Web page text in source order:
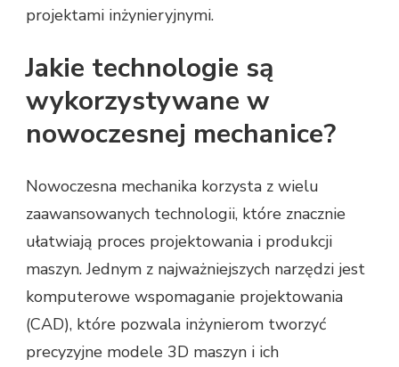
projektami inżynieryjnymi.
Jakie technologie są
wykorzystywane w
nowoczesnej mechanice?
Nowoczesna mechanika korzysta z wielu
zaawansowanych technologii, które znacznie
ułatwiają proces projektowania i produkcji
maszyn. Jednym z najważniejszych narzędzi jest
komputerowe wspomaganie projektowania
(CAD), które pozwala inżynierom tworzyć
precyzyjne modele 3D maszyn i ich